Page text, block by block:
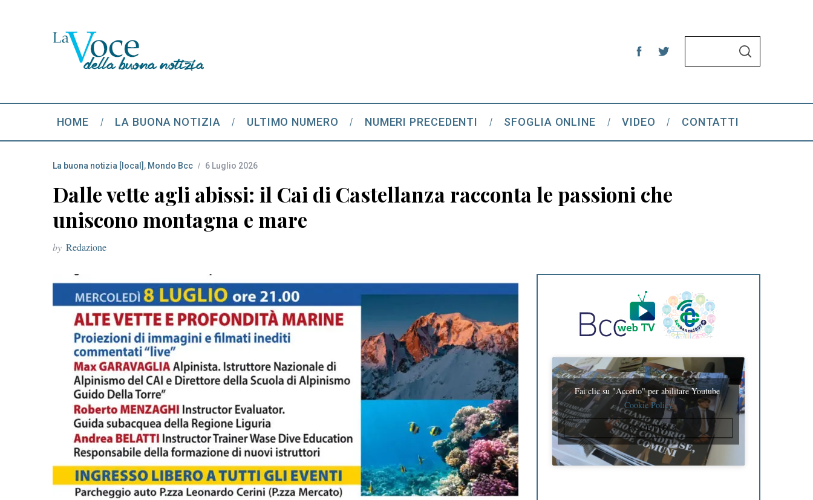
h
f
S
HOME LA BUONA NOTIZIA ULTIMO NUMERO NUMERI PRECEDENTI SFOGLIA ONLINE VIDEO CONTATTI
La buona notizia [local] , Mondo Bcc 6 Luglio 2026
Dalle vette agli abissi: il Cai di Castellanza racconta le passioni che
uniscono montagna e mare
by Redazione
Fai clic su "Accetto" per abilitare Youtube
Cookie Policy
ACCETTO